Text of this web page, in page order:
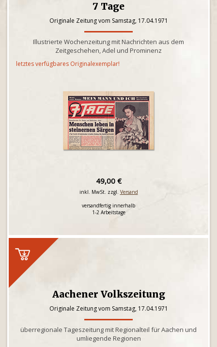
7 Tage
Originale Zeitung vom Samstag, 17.04.1971
Illustrierte Wochenzeitung mit Nachrichten aus dem
Zeitgeschehen, Adel und Prominenz
letztes verfügbares Originalexemplar!
49,00 €
inkl. MwSt. zzgl. Versand
versandfertig innerhalb
1-2 Arbeitstage
Aachener Volkszeitung
Originale Zeitung vom Samstag, 17.04.1971
überregionale Tageszeitung mit Regionalteil für Aachen und
umliegende Regionen